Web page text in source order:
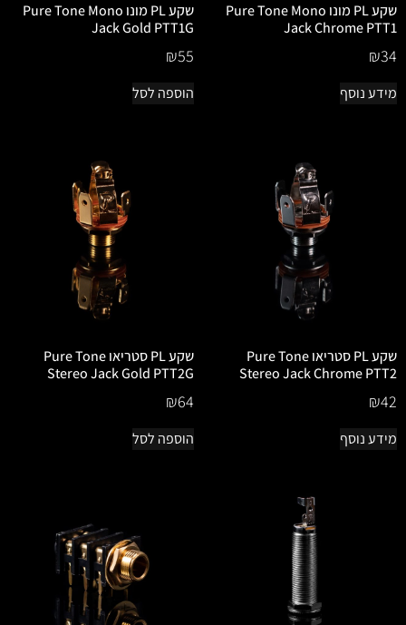
שקע PL מונו Pure Tone Mono
Jack Chrome PTT1
₪34
מידע נוסף
שקע PL מונו Pure Tone Mono
Jack Gold PTT1G
₪55
הוספה לסל
שקע PL סטריאו Pure Tone
Stereo Jack Chrome PTT2
₪42
מידע נוסף
שקע PL סטריאו Pure Tone
Stereo Jack Gold PTT2G
₪64
הוספה לסל